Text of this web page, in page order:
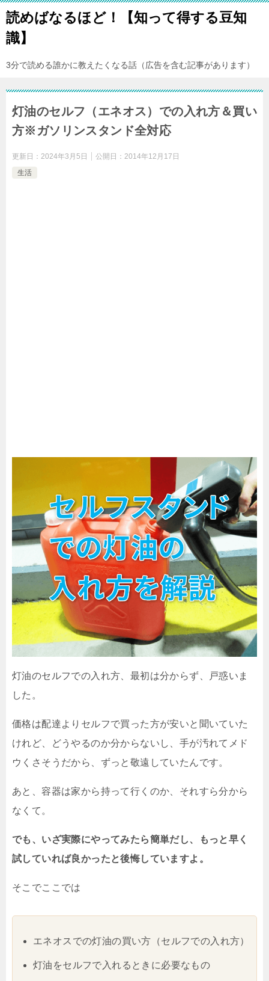
読めばなるほど！【知って得する豆知
識】
3分で読める誰かに教えたくなる話（広告を含む記事があります）
灯油のセルフ（エネオス）での入れ方＆買い
方※ガソリンスタンド全対応
更新日： 2024年3月5日 公開日： 2014年12月17日
生活
灯油のセルフでの入れ方、最初は分からず、戸惑いま
した。
価格は配達よりセルフで買った方が安いと聞いていた
けれど、どうやるのか分からないし、手が汚れてメド
ウくさそうだから、ずっと敬遠していたんです。
あと、容器は家から持って行くのか、それすら分から
なくて。
でも、いざ実際にやってみたら簡単だし、もっと早く
試していれば良かったと後悔していますよ。
そこでここでは
エネオスでの灯油の買い方（セルフでの入れ方）
灯油をセルフで入れるときに必要なもの